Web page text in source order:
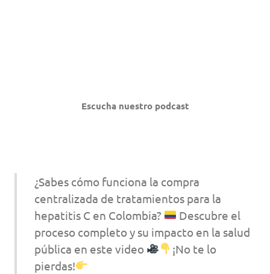
Escucha nuestro podcast
¿Sabes cómo funciona la compra
centralizada de tratamientos para la
hepatitis C en Colombia?
Descubre el
proceso completo y su impacto en la salud
pública en este video
¡No te lo
pierdas!